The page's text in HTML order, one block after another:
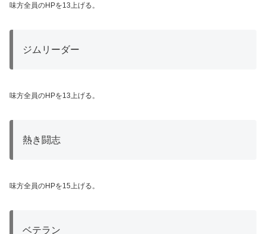
味方全員のHPを13上げる。
ジムリーダー
味方全員のHPを13上げる。
熱き闘志
味方全員のHPを15上げる。
ベテラン